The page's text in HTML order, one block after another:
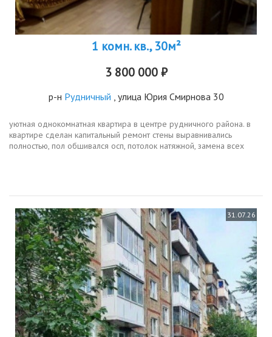
1 комн. кв., 30м²
3 800 000 ₽
р-н Рудничный , улица Юрия Смирнова 30
уютная однокомнатная квартира в центре рудничного района. в
квартире сделан капитальный ремонт стены выравнивались
полностью, пол обшивался осп, потолок натяжной, замена всех
31.07.26